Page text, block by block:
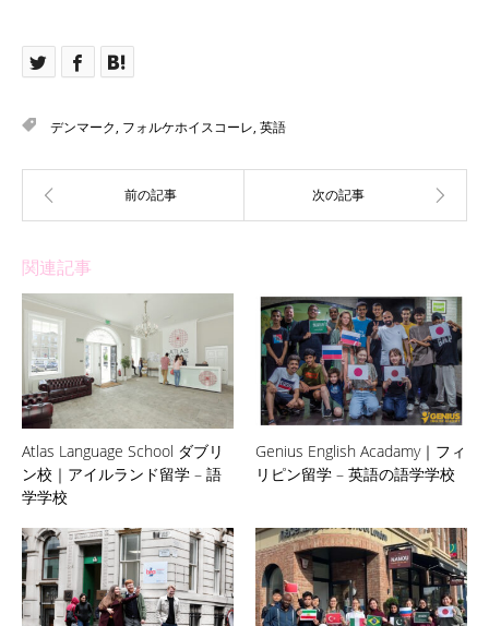
デンマーク, フォルケホイスコーレ, 英語
関連記事
Atlas Language School ダブリ
ン校｜アイルランド留学 – 語
学学校
Genius English Acadamy｜フィ
リピン留学 – 英語の語学学校